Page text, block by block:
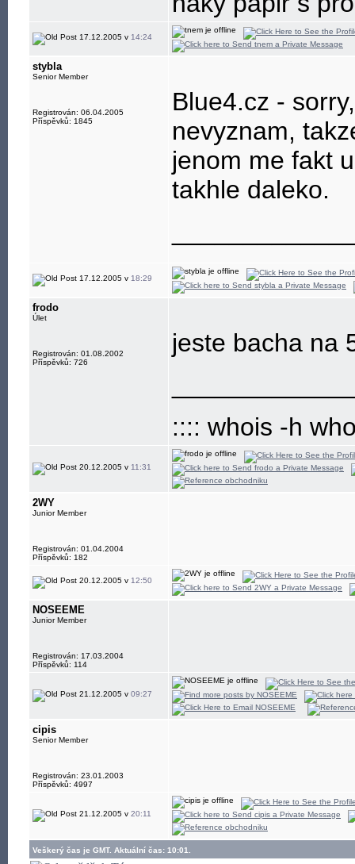
17.12.2005 v 14:24
stybla
Senior Member
Registrován: 06.04.2005
Příspěvků: 1845
Blue4.cz -
nevyznam,
jenom me fakt
takhle daleko.
17.12.2005 v 18:29
frodo
Úlet
Registrován: 01.08.2002
Příspěvků: 726
jeste bacha na
:::: whois -h
20.12.2005 v 11:31
2WY
Junior Member
Registrován: 01.04.2004
Příspěvků: 182
20.12.2005 v 12:50
NOSEEME
Junior Member
Registrován: 17.03.2004
Příspěvků: 114
21.12.2005 v 09:27
cipis
Senior Member
Registrován: 23.01.2003
Příspěvků: 4997
21.12.2005 v 20:11
Veškerý čas je GMT. Aktuální čas: 10:01.